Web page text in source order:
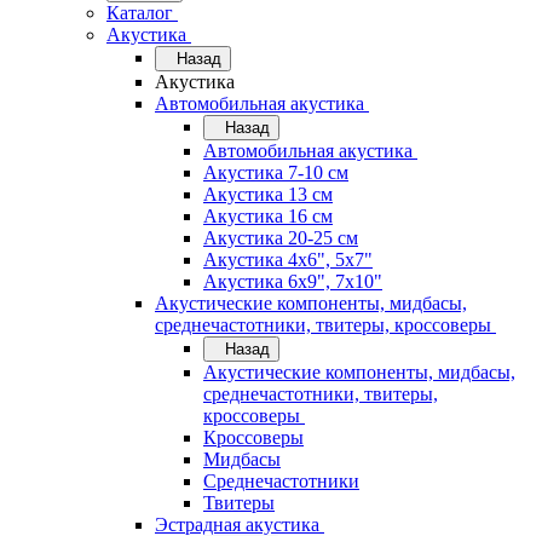
Каталог
Акустика
Назад
Акустика
Автомобильная акустика
Назад
Автомобильная акустика
Акустика 7-10 см
Акустика 13 см
Акустика 16 см
Акустика 20-25 см
Акустика 4х6", 5х7"
Акустика 6х9", 7х10"
Акустические компоненты, мидбасы,
среднечастотники, твитеры, кроссоверы
Назад
Акустические компоненты, мидбасы,
среднечастотники, твитеры,
кроссоверы
Кроссоверы
Мидбасы
Среднечастотники
Твитеры
Эстрадная акустика